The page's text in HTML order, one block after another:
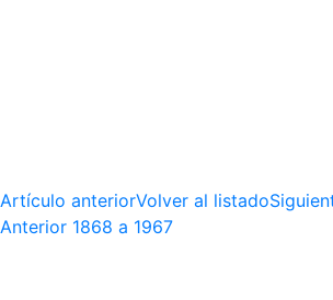
Artículo anteriorVolver al listado
Anterior 1868 a 1967